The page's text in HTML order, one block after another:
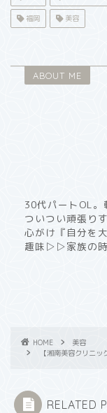
福岡 美容
ABOUT ME
30代パートOL。
ついつい頑張り
心がけ『自分を
趣味▷▷家族の
HOME
美容
【湘南美容クリニ
RELATED